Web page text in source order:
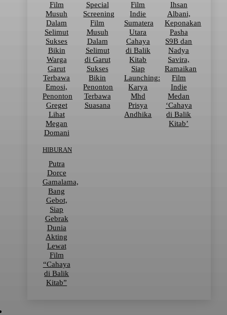
Film
Musuh
Dalam
Selimut
Sukses
Bikin
Warga
Garut
Terbawa
Emosi,
Penonton
Greget
Lihat
Megan
Domani
Special
Screening
Film
Musuh
Dalam
Selimut
di Garut
Sukses
Bikin
Penonton
Terbawa
Suasana
Film
Indie
Sumatera
Utara
Cahaya
di Balik
Kitab
Siap
Launching:
Karya
Mhd
Prisya
Andhika
Ihsan
Albani,
Keponakan
Pasha
S9B dan
Nadya
Savira,
Ramaikan
Film
Indie
Medan
‘Cahaya
di Balik
Kitab’
HIBURAN
Putra
Dorce
Gamalama,
Bang
Gebot,
Siap
Gebrak
Dunia
Akting
Lewat
Film
“Cahaya
di Balik
Kitab”